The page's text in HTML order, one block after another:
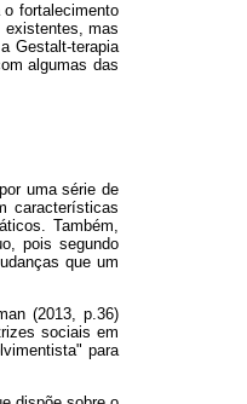
fortalecimento
mas
Gestalt-terapia
algumas das
uma série de
características
Também,
pois segundo
que um
(2013, p.36)
sociais em
para